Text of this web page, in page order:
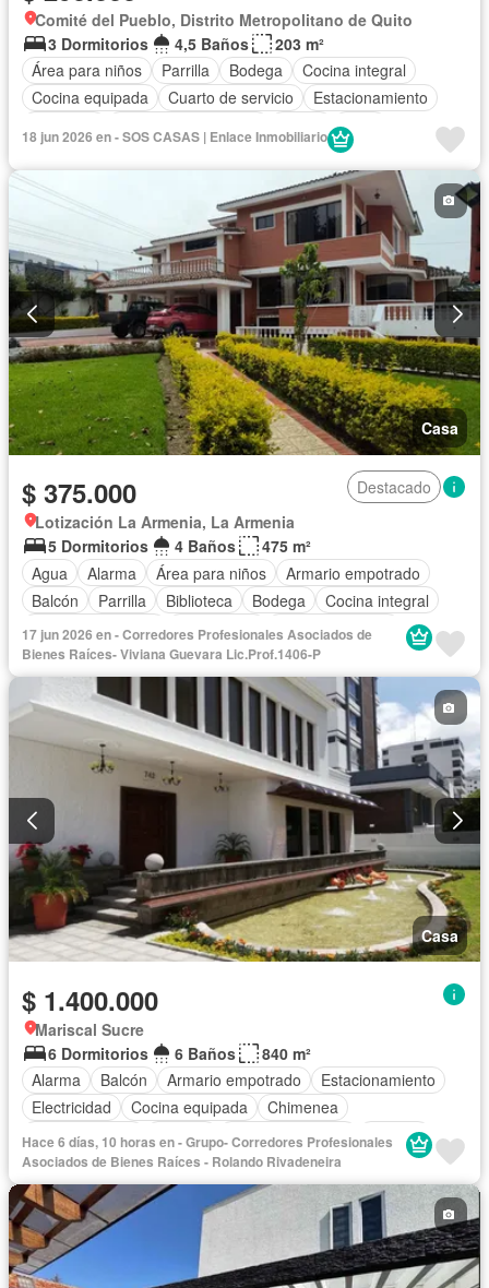
Comité del Pueblo, Distrito Metropolitano de Quito
3 Dormitorios
4,5 Baños
203 m²
Área para niños
Parrilla Bodega
Cocina integral
Cocina equipada
Cuarto de servicio
Estacionamiento
Patio
Conserje
18 jun 2026 en - SOS CASAS | Enlace Inmobiliario
Casa
$ 375.000
Destacado
Lotización La Armenia, La Armenia
5 Dormitorios
4 Baños
475 m²
Agua
Alarma Área para niños
Armario empotrado
Balcón
Parrilla Biblioteca Bodega
Cocina integral
Cuarto de servicio
Electricidad
Estacionamiento
Garita de guardianía
Internet Jacuzzi
Patio
Conserje
Sauna Seguridad
Terraza
Vista panorámica
Wifi Sin amoblar
17 jun 2026 en - Corredores Profesionales Asociados de
Bienes Raíces- Viviana Guevara Lic.Prof.1406-P
Casa
$ 1.400.000
Mariscal Sucre
6 Dormitorios
6 Baños
840 m²
Alarma
Balcón Armario empotrado
Estacionamiento
Electricidad
Cocina equipada
Chimenea
Cocina integral
Internet Vista panorámica
Terraza
Agua
Patio Conserje Jardín
Garita de guardianía
Seguridad
Sin amoblar
Hace 6 días, 10 horas en - Grupo- Corredores Profesionales
Asociados de Bienes Raíces - Rolando Rivadeneira